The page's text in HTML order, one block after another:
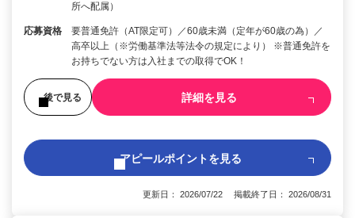
所へ配属）
応募資格
要普通免許（AT限定可）／60歳未満（定年が60歳の為）／
高卒以上（※労働基準法等法令の規定により） ※普通免許を
お持ちでない方は入社までの取得でOK！
後で見る 詳細を見る
アピールポイントを見る
更新日： 2026/07/22 掲載終了日： 2026/08/31